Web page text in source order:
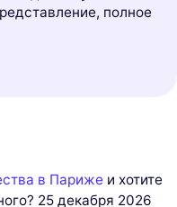
полное
в Париже и хотите
25 декабря 2026